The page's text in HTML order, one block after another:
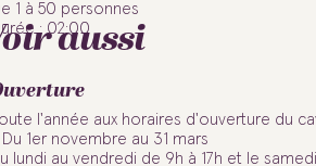
1 à 50 personnes
: 02:00
l'année aux horaires d'ouverture du
1er novembre au 31 mars
lundi au vendredi de 9h à 17h et le
aussi